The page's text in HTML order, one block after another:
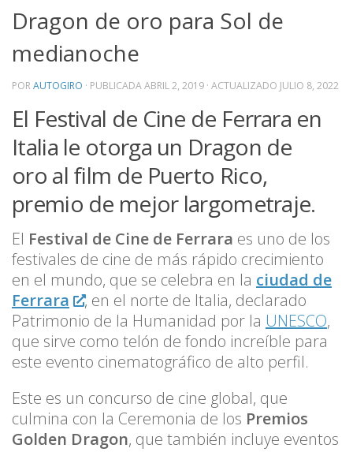
Dragon de oro para Sol de
medianoche
PORAUTOGIRO · PUBLICADAABRIL 2, 2019 · ACTUALIZADO JULIO 8, 2022
El Festival de Cine de Ferrara en
Italia le otorga un Dragon de
oro al film de Puerto Rico,
premio de mejor largometraje.
El Festival de Cine de Ferrara es uno de los
festivales de cine de más rápido crecimiento
en el mundo, que se celebra en la ciudad de
Ferrara
, en el norte de Italia, declarado
Patrimonio de la Humanidad por la UNESCO,
que sirve como telón de fondo increíble para
este evento cinematográfico de alto perfil.
Este es un concurso de cine global, que
culmina con la Ceremonia de los Premios
Golden Dragon, que también incluye eventos